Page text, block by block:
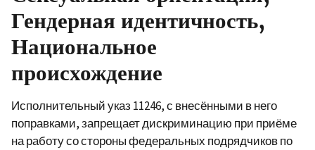
Гендерная идентичность,
Национальное
происхождение
Исполнительный указ 11246, с внесёнными в него
поправками, запрещает дискриминацию при приёме
на работу со стороны федеральных подрядчиков по